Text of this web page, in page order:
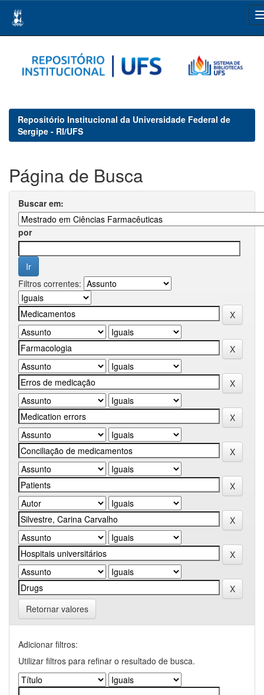
navigation
Repositório Institucional da Universidade Federal de
Sergipe - RI/UFS
Página de Busca
Buscar em:
por
Filtros correntes:
Retornar valores
Adicionar filtros:
Utilizar filtros para refinar o resultado de busca.